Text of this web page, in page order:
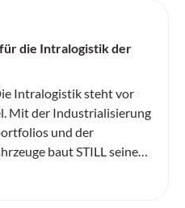
die Intralogistik der
Intralogistik steht vor
Mit der Industrialisierung
und der
baut STILL seine
für